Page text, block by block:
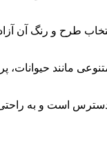
طرح و رنگ آن
مانند
دسترس است و به